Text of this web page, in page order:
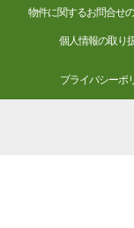
物件に関するお問合せ
個人情報の取り
プライバシーポ